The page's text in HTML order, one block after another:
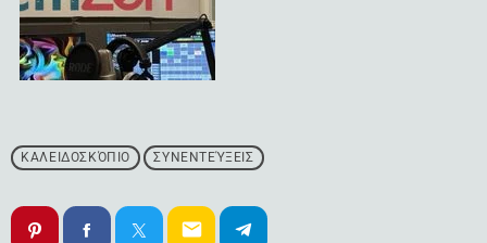
ΚΑΛΕΙΔΟΣΚΌΠΙΟ ΣΥΝΕΝΤΕΎΞΕΙΣ
email